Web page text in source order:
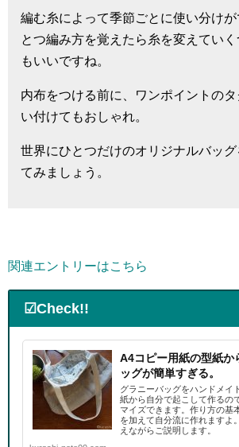
編む糸によって季節ごとに使い分け
とつ編み方を覚えたら糸を変えてい
もいいですね。
内布をつける前に、ワンポイントの
い付けてもおしゃれ。
世界にひとつだけのオリジナルバッ
てみましょう。
関連エントリーはこちら
☑Check!!
A4コピー用紙の型紙か
ッグが簡単すぎる。
グラニーバッグをハンドメイ
紙から自分で起こして作るの
マイズできます。作り方の基
を加えて自分流に作れますよ
えながらご説明します。